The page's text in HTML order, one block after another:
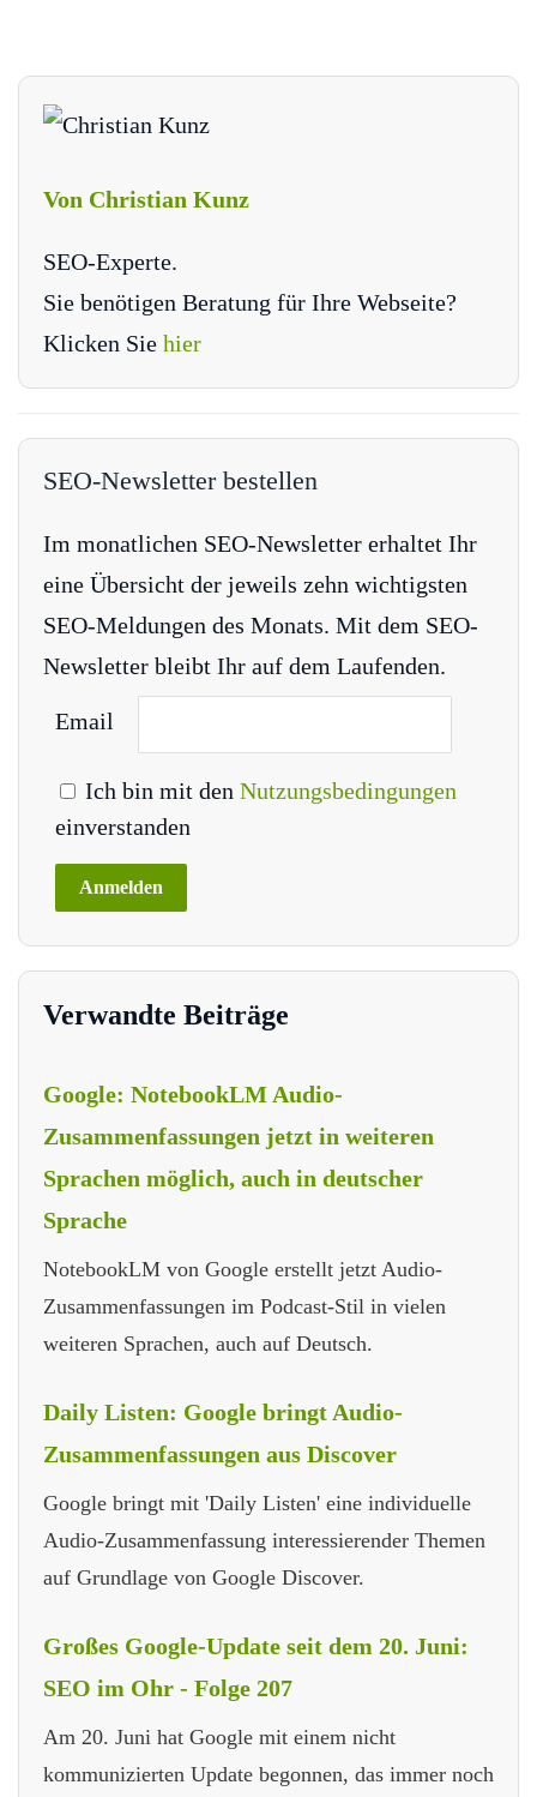
Von Christian Kunz
SEO-Experte.
Sie benötigen Beratung für Ihre Webseite?
Klicken Sie hier
SEO-Newsletter bestellen
Im monatlichen SEO-Newsletter erhaltet Ihr
eine Übersicht der jeweils zehn wichtigsten
SEO-Meldungen des Monats. Mit dem SEO-
Newsletter bleibt Ihr auf dem Laufenden.
Email
Ich bin mit den Nutzungsbedingungen
einverstanden
Verwandte Beiträge
Google: NotebookLM Audio-
Zusammenfassungen jetzt in weiteren
Sprachen möglich, auch in deutscher
Sprache
NotebookLM von Google erstellt jetzt Audio-
Zusammenfassungen im Podcast-Stil in vielen
weiteren Sprachen, auch auf Deutsch.
Daily Listen: Google bringt Audio-
Zusammenfassungen aus Discover
Google bringt mit 'Daily Listen' eine individuelle
Audio-Zusammenfassung interessierender Themen
auf Grundlage von Google Discover.
Großes Google-Update seit dem 20. Juni:
SEO im Ohr - Folge 207
Am 20. Juni hat Google mit einem nicht
kommunizierten Update begonnen, das immer noch